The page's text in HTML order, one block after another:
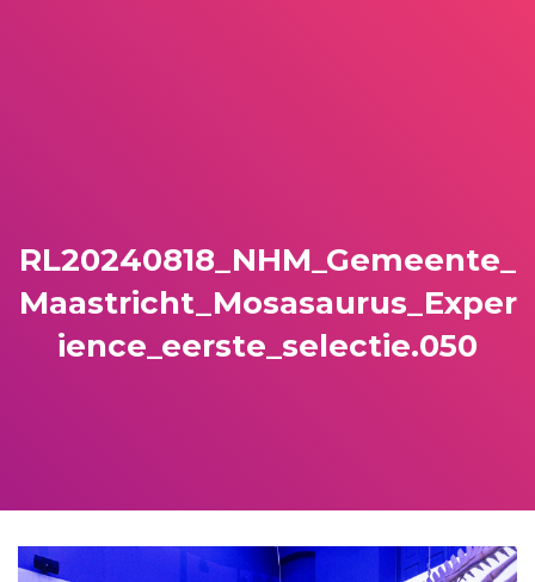
RL20240818_NHM_Gemeente_
Maastricht_Mosasaurus_Exper
ience_eerste_selectie.050